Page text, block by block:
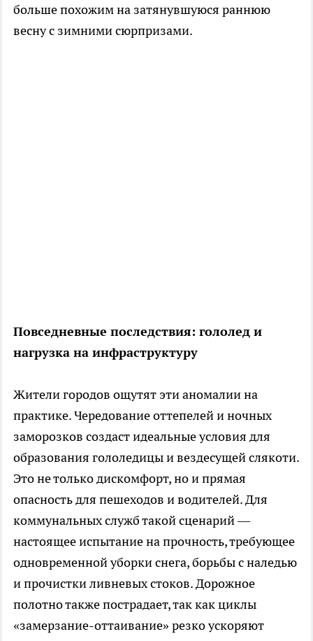
больше похожим на затянувшуюся раннюю
весну с зимними сюрпризами.
Повседневные последствия: гололед и
нагрузка на инфраструктуру
Жители городов ощутят эти аномалии на
практике. Чередование оттепелей и ночных
заморозков создаст идеальные условия для
образования гололедицы и вездесущей слякоти.
Это не только дискомфорт, но и прямая
опасность для пешеходов и водителей. Для
коммунальных служб такой сценарий —
настоящее испытание на прочность, требующее
одновременной уборки снега, борьбы с наледью
и прочистки ливневых стоков. Дорожное
полотно также пострадает, так как циклы
«замерзание-оттаивание» резко ускоряют